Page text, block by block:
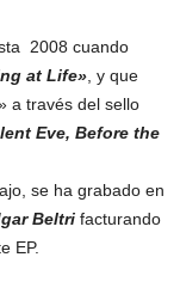
2008 cuando
at Life» , y que
a través del sello
Eve, Before the
se ha grabado en
Beltri facturando
EP.